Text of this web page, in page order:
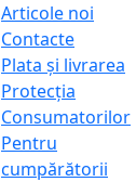
Articole noi
Contacte
Plata și livrarea
Protecţia
Consumatorilor
Pentru
cumpărătorii